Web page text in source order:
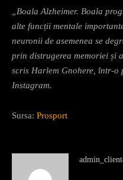
„Boala Alzheimer. Boala
alte funcții mentale
neuronii de asemenea se
prin distrugerea memoriei și
scris Harlem Gnohere, într-o
Instagram.
Sursa: Prosport